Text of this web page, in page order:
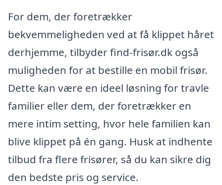
For dem, der foretrækker
bekvemmeligheden ved at få klippet håret
derhjemme, tilbyder find-frisør.dk også
muligheden for at bestille en mobil frisør.
Dette kan være en ideel løsning for travle
familier eller dem, der foretrækker en
mere intim setting, hvor hele familien kan
blive klippet på én gang. Husk at indhente
tilbud fra flere frisører, så du kan sikre dig
den bedste pris og service.